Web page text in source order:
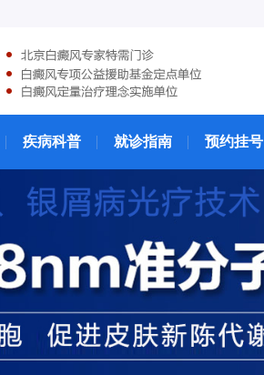
疾病科普 就诊指南 预约挂号